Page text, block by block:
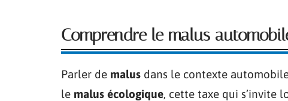
Comprendre le malus
Parler de malus dans le contexte
le malus écologique, cette taxe qui s’invite